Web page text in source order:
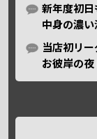
新年度初
中身の濃
当店初リ
お彼岸の夜